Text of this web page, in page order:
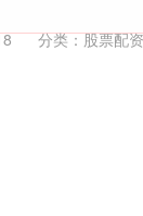
分类：股票配